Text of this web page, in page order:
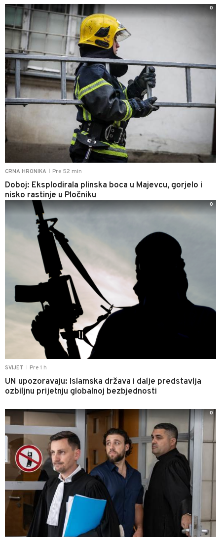
CRNA HRONIKA Pre 52 min
Doboj: Eksplodirala plinska boca u Majevcu, gorjelo i
nisko rastinje u Pločniku
0
SVIJET Pre 1 h
UN upozoravaju: Islamska država i dalje predstavlja
ozbiljnu prijetnju globalnoj bezbjednosti
0
0